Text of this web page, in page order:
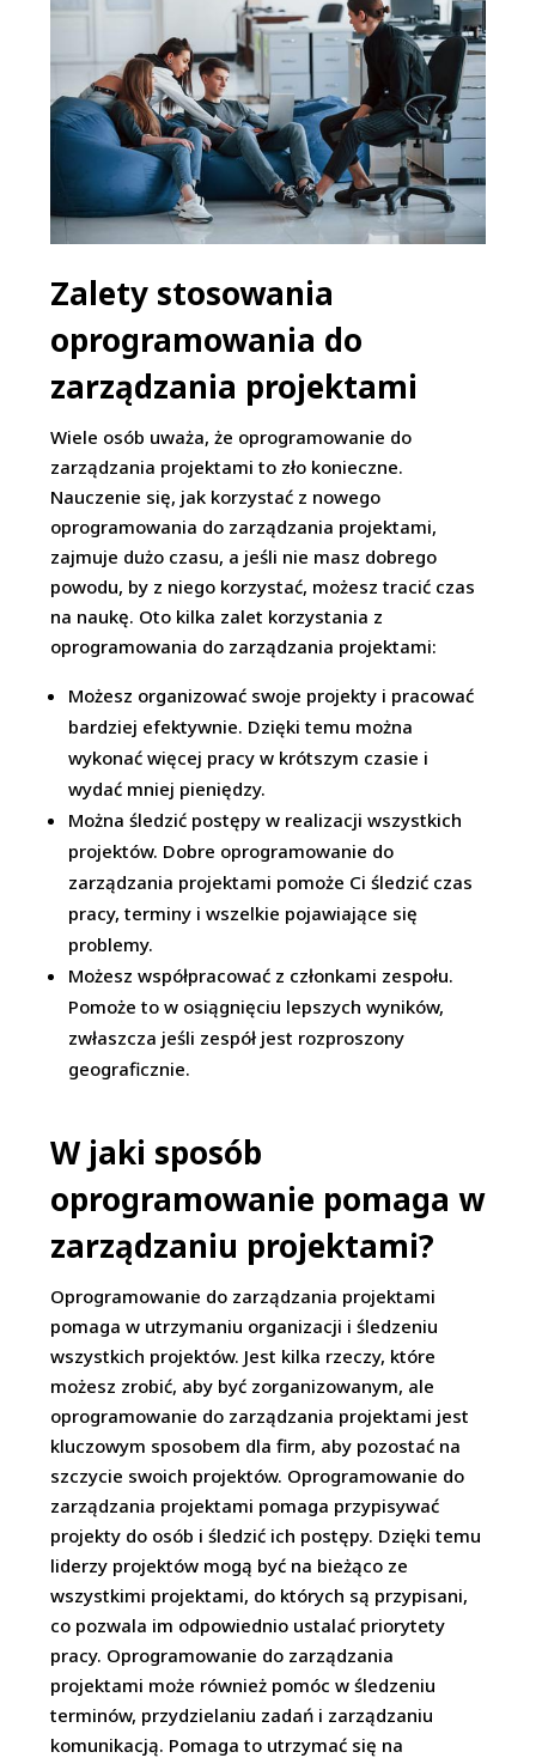
Zalety stosowania
oprogramowania do
zarządzania projektami
Wiele osób uważa, że oprogramowanie do
zarządzania projektami to zło konieczne.
Nauczenie się, jak korzystać z nowego
oprogramowania do zarządzania projektami,
zajmuje dużo czasu, a jeśli nie masz dobrego
powodu, by z niego korzystać, możesz tracić czas
na naukę. Oto kilka zalet korzystania z
oprogramowania do zarządzania projektami:
Możesz organizować swoje projekty i pracować
bardziej efektywnie. Dzięki temu można
wykonać więcej pracy w krótszym czasie i
wydać mniej pieniędzy.
Można śledzić postępy w realizacji wszystkich
projektów. Dobre oprogramowanie do
zarządzania projektami pomoże Ci śledzić czas
pracy, terminy i wszelkie pojawiające się
problemy.
Możesz współpracować z członkami zespołu.
Pomoże to w osiągnięciu lepszych wyników,
zwłaszcza jeśli zespół jest rozproszony
geograficznie.
W jaki sposób
oprogramowanie pomaga w
zarządzaniu projektami?
Oprogramowanie do zarządzania projektami
pomaga w utrzymaniu organizacji i śledzeniu
wszystkich projektów. Jest kilka rzeczy, które
możesz zrobić, aby być zorganizowanym, ale
oprogramowanie do zarządzania projektami jest
kluczowym sposobem dla firm, aby pozostać na
szczycie swoich projektów. Oprogramowanie do
zarządzania projektami pomaga przypisywać
projekty do osób i śledzić ich postępy. Dzięki temu
liderzy projektów mogą być na bieżąco ze
wszystkimi projektami, do których są przypisani,
co pozwala im odpowiednio ustalać priorytety
pracy. Oprogramowanie do zarządzania
projektami może również pomóc w śledzeniu
terminów, przydzielaniu zadań i zarządzaniu
komunikacją. Pomaga to utrzymać się na